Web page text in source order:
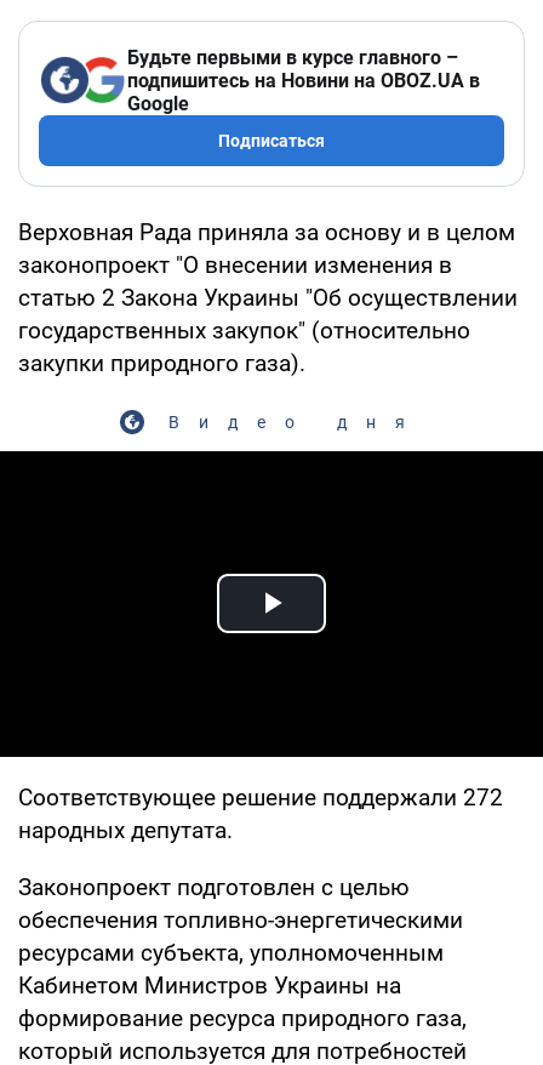
Будьте первыми в курсе главного –
подпишитесь на Новини на OBOZ.UA в
Google
Подписаться
Верховная Рада приняла за основу и в целом
законопроект "О внесении изменения в
статью 2 Закона Украины "Об осуществлении
государственных закупок" (относительно
закупки природного газа).
Видео дня
Play Video
Соответствующее решение поддержали 272
народных депутата.
Законопроект подготовлен с целью
обеспечения топливно-энергетическими
ресурсами субъекта, уполномоченным
Кабинетом Министров Украины на
формирование ресурса природного газа,
который используется для потребностей